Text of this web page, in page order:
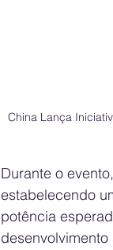
China Lança
Durante o
estabelecendo
potência